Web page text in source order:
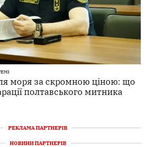
моря за скромною ціною: що
полтавського митника
РЕКЛАМА ПАРТНЕРІВ
НОВИНИ ПАРТНЕРІВ